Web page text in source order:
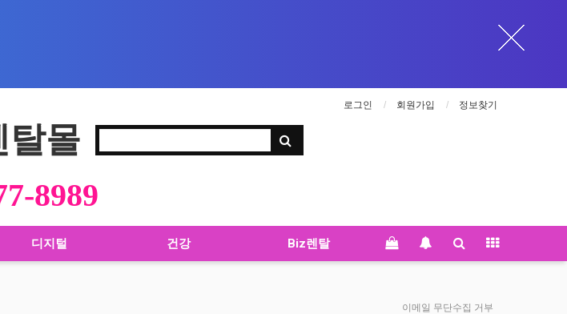
로그인 회원가입 정보찾기
탈몰
8989
디지털 건강 Biz렌탈
이메일 무단수집 거부